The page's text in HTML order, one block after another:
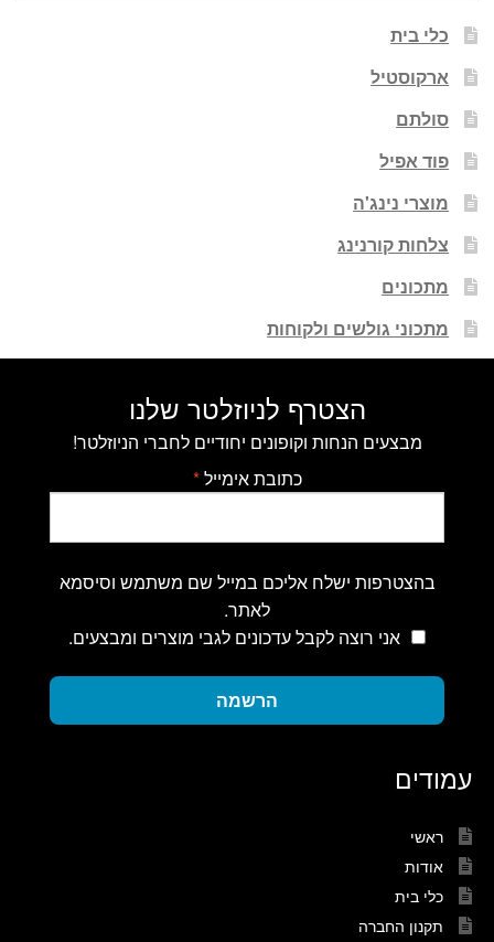
כלי בית
ארקוסטיל
סולתם
פוד אפיל
מוצרי נינג'ה
צלחות קורנינג
מתכונים
מתכוני גולשים ולקוחות
הצטרף לניוזלטר שלנו
מבצעים הנחות וקופונים יחודיים לחברי הניוזלטר!
כתובת אימייל*
בהצטרפות ישלח אליכם במייל שם משתמש וסיסמא
לאתר.
אני רוצה לקבל עדכונים לגבי מוצרים ומבצעים.
הרשמה
עמודים
ראשי
אודות
כלי בית
תקנון החברה